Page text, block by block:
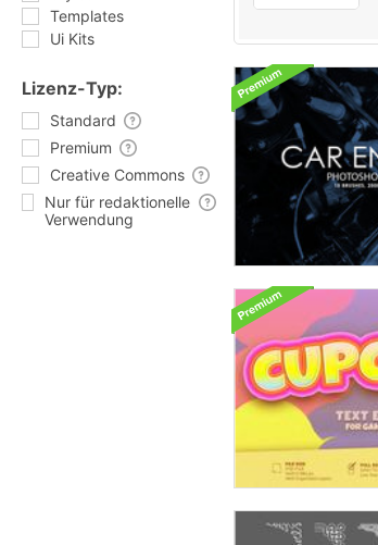
Templates
Ui Kits
Lizenz-Typ:
Standard
Premium
Creative Commons
Nur für redaktionelle
Verwendung